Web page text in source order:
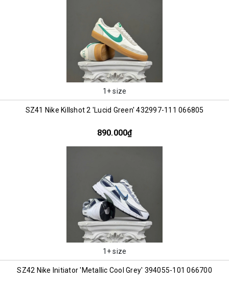
1+ size
SZ41 Nike Killshot 2 'Lucid Green' 432997-111 066805
890.000₫
1+ size
SZ42 Nike Initiator 'Metallic Cool Grey' 394055-101 066700